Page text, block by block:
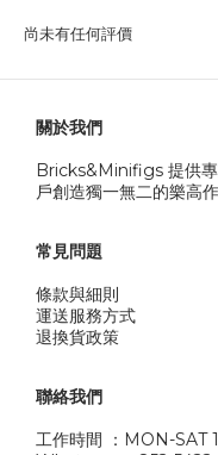
尚未有任何評價
關於我們
Bricks&Minifigs 提供專
戶創造獨一無二的樂高
常見問題
條款與細則
運送服務方式
退換貨政策
聯絡我們
工作時間 ：MON-SAT